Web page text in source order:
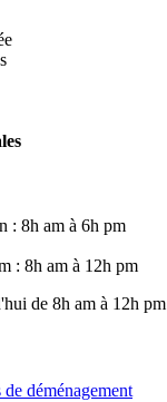
: 8h am à 6h pm
: 8h am à 12h pm
de 8h am à 12h pm
déménagement